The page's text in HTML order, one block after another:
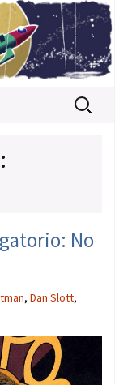
Buscar:
No
, Dan Slott,